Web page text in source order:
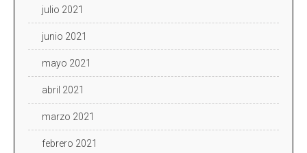
julio 2021
junio 2021
mayo 2021
abril 2021
marzo 2021
febrero 2021